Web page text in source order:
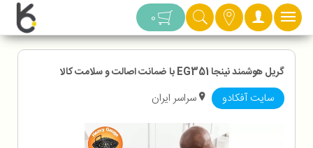
دسته بندی 0
گریل هوشمند نینجا EG351 با ضمانت اصالت و سلامت کالا
سایت آفکادو سراسر ایران